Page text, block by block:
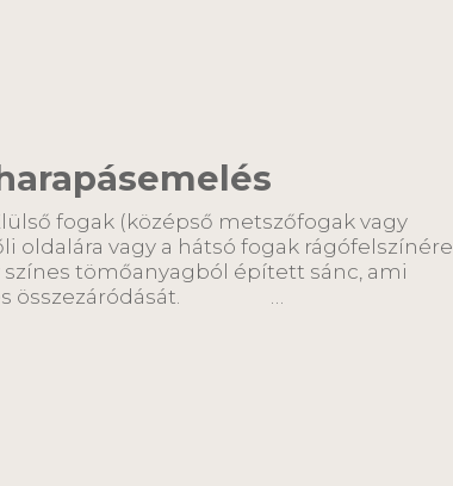
fogak (középső metszőfogak vagy
oldalára vagy a hátsó fogak rágófelszínére
tömőanyagból épített sánc, ami
összezáródását. …